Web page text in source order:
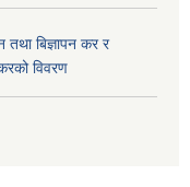
तथा बिज्ञापन कर र
विवरण